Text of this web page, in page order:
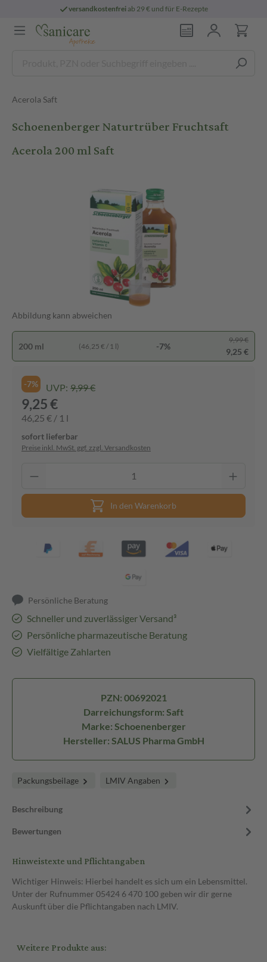
versandkostenfreiab 29 € und für E-Rezepte
Acerola Saft
Schoenenberger Naturtrüber Fruchtsaft
Acerola 200 ml Saft
Abbildung kann abweichen
200 ml (46,25 € / 1 l) -7%
9,99 €
9,25 €
-7% UVP: 9,99 €
9,25 €
46,25 € / 1 l
sofort lieferbar
Preise inkl. MwSt. ggf. zzgl. Versandkosten
In den Warenkorb
Persönliche Beratung
Schneller und zuverlässiger Versand³
Persönliche pharmazeutische Beratung
Vielfältige Zahlarten
PZN: 00692021
Darreichungsform: Saft
Marke: Schoenenberger
Hersteller: SALUS Pharma GmbH
Packungsbeilage LMIV Angaben
Beschreibung
Bewertungen
Hinweistexte und Pflichtangaben
Wichtiger Hinweis: Hierbei handelt es sich um ein Lebensmittel.
Unter der Rufnummer 05424 6 470 100 geben wir dir gerne
Auskunft über die Pflichtangaben nach LMIV.
Weitere Produkte aus: